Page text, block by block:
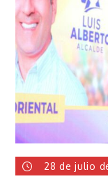
28 de julio